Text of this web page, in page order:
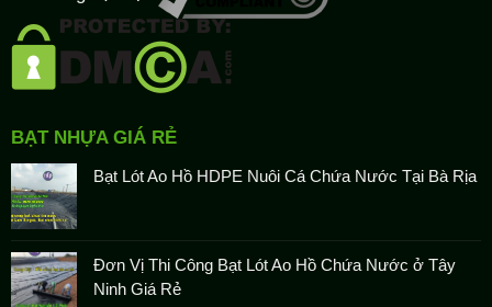
BẠT NHỰA GIÁ RẺ
Bạt Lót Ao Hồ HDPE Nuôi Cá Chứa Nước Tại Bà Rịa
Đơn Vị Thi Công Bạt Lót Ao Hồ Chứa Nước ở Tây
Ninh Giá Rẻ